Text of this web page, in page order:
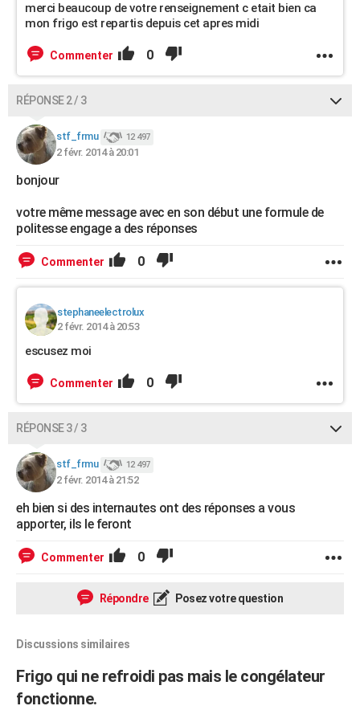
merci beaucoup de votre renseignement c etait bien ca
mon frigo est repartis depuis cet apres midi
Commenter 0
RÉPONSE 2 / 3
stf_frmu 12 497
2 févr. 2014 à 20:01
bonjour
votre même message avec en son début une formule de
politesse engage a des réponses
Commenter 0
stephaneelectrolux
2 févr. 2014 à 20:53
escusez moi
Commenter 0
RÉPONSE 3 / 3
stf_frmu 12 497
2 févr. 2014 à 21:52
eh bien si des internautes ont des réponses a vous
apporter, ils le feront
Commenter 0
Répondre Posez votre question
Discussions similaires
Frigo qui ne refroidi pas mais le congélateur
fonctionne.